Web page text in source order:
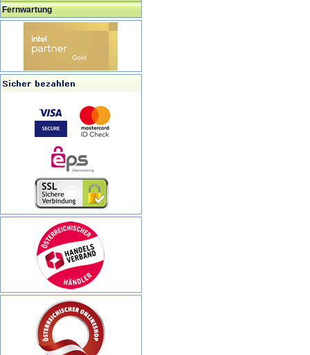
Fernwartung